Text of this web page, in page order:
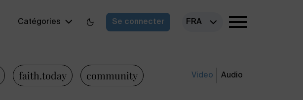
Catégories Se connecter FRA
faith.today community Video Audio